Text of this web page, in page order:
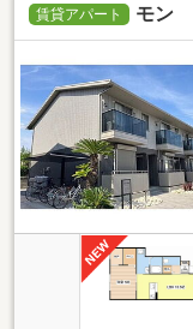
賃貸アパート モン